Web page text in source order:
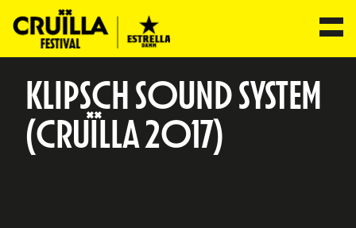
KLIPSCH SOUND SYSTEM
(CRUÏLLA 2017)